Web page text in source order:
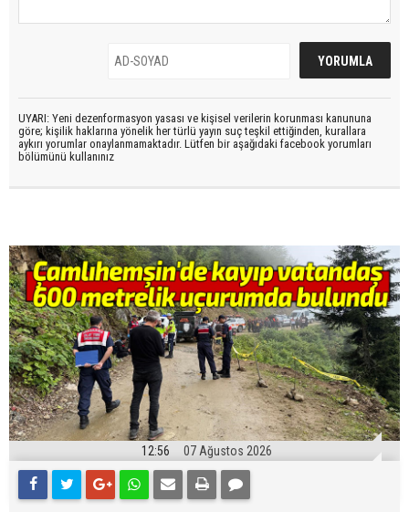
UYARI: Yeni dezenformasyon yasası ve kişisel verilerin korunması kanununa
göre; kişilik haklarına yönelik her türlü yayın suç teşkil ettiğinden, kurallara
aykırı yorumlar onaylanmamaktadır. Lütfen bir aşağıdaki facebook yorumları
bölümünü kullanınız
12:56 07 Ağustos 2026